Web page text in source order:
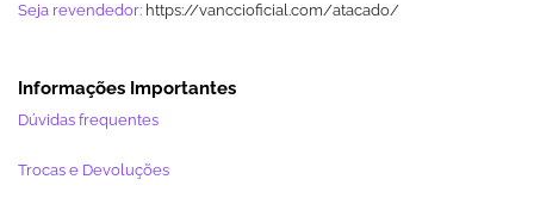
Seja revendedor: https://vanccioficial.com/atacado/
Informações Importantes
Dúvidas frequentes
Trocas e Devoluções